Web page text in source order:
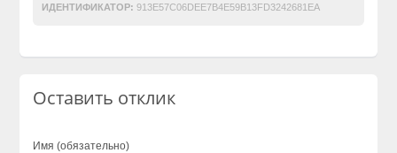
ИДЕНТИФИКАТОР: 913E57C06DEE7B4E59B13FD3242681EA
Оставить отклик
Имя (обязательно)